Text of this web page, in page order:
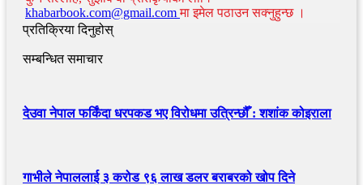
khabarbook.com@gmail.comमा इमेल पठाउन सक्नुहुन्छ ।
प्रतिक्रिया दिनुहोस्
सम्बन्धित समाचार
देउवा नेपाल फर्किंदा धरपकड भए विरोधमा उत्रिन्छौँ : शशांक कोइराला
गाभीले नेपाललाई ३ करोड ९६ लाख डलर बराबरको खोप दिने